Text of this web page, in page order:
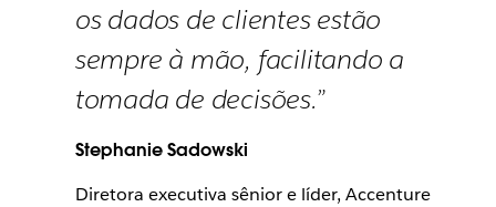
os dados de clientes estão
sempre à mão, facilitando a
tomada de decisões.”
Stephanie Sadowski
Diretora executiva sênior e líder, Accenture